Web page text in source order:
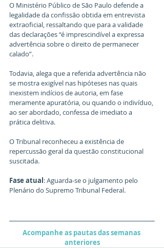
O Ministério Público de São Paulo defende a
legalidade da confissão obtida em entrevista
extraoficial, ressaltando que para a validade
das declarações “é imprescindível a expressa
advertência sobre o direito de permanecer
calado”.
Todavia, alega que a referida advertência não
se mostra exigível nas hipóteses nas quais
inexistem indícios de autoria, em fase
meramente apuratória, ou quando o indivíduo,
ao ser abordado, confessa de imediato a
prática delitiva.
O Tribunal reconheceu a existência de
repercussão geral da questão constitucional
suscitada.
Fase atual: Aguarda-se o julgamento pelo
Plenário do Supremo Tribunal Federal.
Acompanhe as pautas das semanas
anteriores